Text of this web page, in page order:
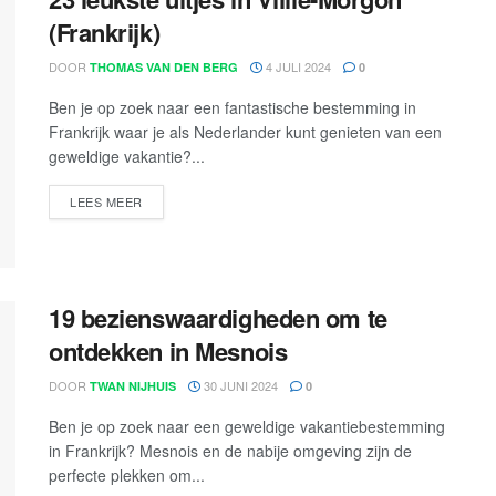
(Frankrijk)
DOOR THOMAS VAN DEN BERG 4 JULI 2024 0
Ben je op zoek naar een fantastische bestemming in
Frankrijk waar je als Nederlander kunt genieten van een
geweldige vakantie?...
LEES MEER
19 bezienswaardigheden om te
ontdekken in Mesnois
DOOR TWAN NIJHUIS 30 JUNI 2024 0
Ben je op zoek naar een geweldige vakantiebestemming
in Frankrijk? Mesnois en de nabije omgeving zijn de
perfecte plekken om...